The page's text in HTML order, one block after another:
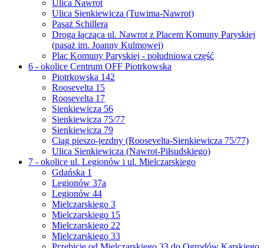
Ulica Nawrot
Ulica Sienkiewicza (Tuwima-Nawrot)
Pasaż Schillera
Droga łącząca ul. Nawrot z Placem Komuny Paryskiej
(pasaż im. Joanny Kulmowej)
Plac Komuny Paryskiej - południowa część
6 - okolice Centrum OFF Piotrkowska
Piotrkowska 142
Roosevelta 15
Roosevelta 17
Sienkiewicza 56
Sienkiewicza 75/77
Sienkiewicza 79
Ciąg pieszo-jezdny (Roosevelta-Sienkiewicza 75/77)
Ulica Sienkiewicza (Nawrot-Piłsudskiego)
7 - okolice ul. Legionów i ul. Mielczarskiego
Gdańska 1
Legionów 37a
Legionów 44
Mielczarskiego 3
Mielczarskiego 15
Mielczarskiego 22
Mielczarskiego 33